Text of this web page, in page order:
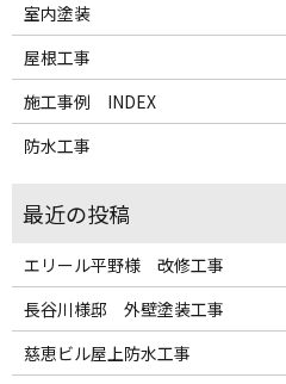
室内塗装
屋根工事
施工事例 INDEX
防水工事
エリール平野様 改修工事
長谷川様邸 外壁塗装工事
慈恵ビル屋上防水工事